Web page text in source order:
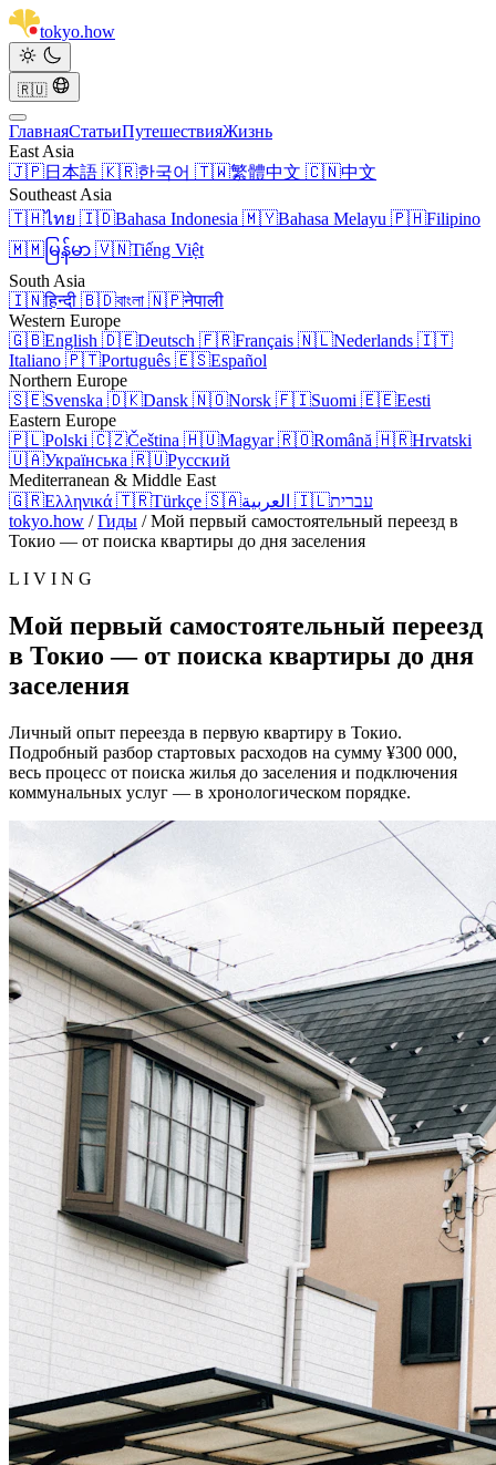
tokyo.how
🇷🇺
ГлавнаяСтатьиПутешествияЖизнь
East Asia
🇯🇵日本語 🇰🇷한국어 🇹🇼繁體中文 🇨🇳中文
Southeast Asia
🇹🇭ไทย 🇮🇩Bahasa Indonesia 🇲🇾Bahasa Melayu 🇵🇭Filipino
🇲🇲 မြန်မာ 🇻🇳Tiếng Việt
South Asia
🇮🇳हिन्दी 🇧🇩বাংলা 🇳🇵नेपाली
Western Europe
🇬🇧English 🇩🇪Deutsch 🇫🇷Français 🇳🇱Nederlands 🇮🇹
Italiano 🇵🇹Português 🇪🇸Español
Northern Europe
🇸🇪Svenska 🇩🇰Dansk 🇳🇴Norsk 🇫🇮Suomi 🇪🇪Eesti
Eastern Europe
🇵🇱Polski 🇨🇿Čeština 🇭🇺Magyar🇷🇴Română 🇭🇷Hrvatski
🇺🇦Українська 🇷🇺Русский
Mediterranean & Middle East
🇬🇷Ελληνικά 🇹🇷Türkçe 🇸🇦 🇮🇱עברית
tokyo.how / Гиды / Мой первый самостоятельный переезд в
Токио — от поиска квартиры до дня заселения
L I V I N G
Мой первый самостоятельный переезд
в Токио — от поиска квартиры до дня
заселения
Личный опыт переезда в первую квартиру в Токио.
Подробный разбор стартовых расходов на сумму ¥300 000,
весь процесс от поиска жилья до заселения и подключения
коммунальных услуг — в хронологическом порядке.